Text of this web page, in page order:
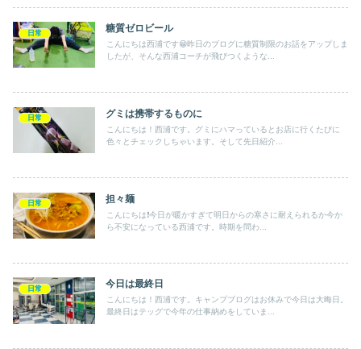
日常 糖質ゼロビール
こんにちは西浦です😁昨日のブログに糖質制限のお話をアップしま
したが、そんな西浦コーチが飛びつくような...
日常 グミは携帯するものに
こんにちは！西浦です。グミにハマっているとお店に行くたびに
色々とチェックしちゃいます。そして先日紹介...
日常 担々麺
こんにちは❗️今日が暖かすぎて明日からの寒さに耐えられるか今か
ら不安になっている西浦です。時期を問わ...
日常 今日は最終日
こんにちは！西浦です。キャンプブログはお休みで今日は大晦日。
最終日はテッグで今年の仕事納めをしていま...